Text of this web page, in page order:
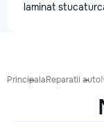
laminat
PrincipalaReparatii auto